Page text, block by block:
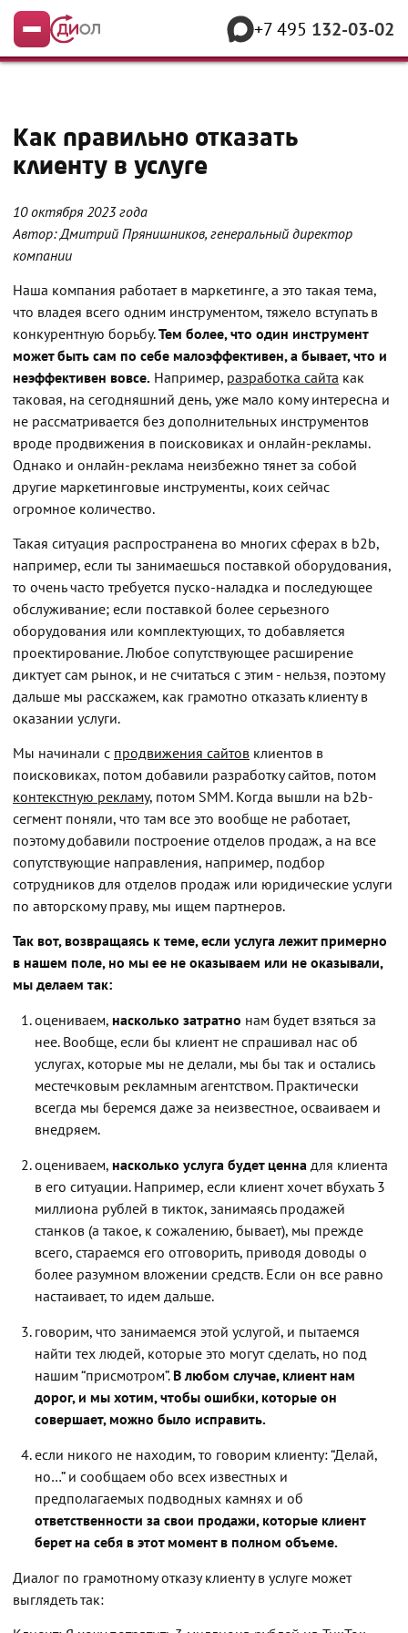
Меню +7 495 132-03-02
Как правильно отказать
клиенту в услуге
10 октября 2023 года
Автор: Дмитрий Прянишников, генеральный директор
компании
Наша компания работает в маркетинге, а это такая тема,
что владея всего одним инструментом, тяжело вступать в
конкурентную борьбу.Тем более, что один инструмент
может быть сам по себе малоэффективен, а бывает, что и
неэффективен вовсе. Например, разработка сайта как
таковая, на сегодняшний день, уже мало кому интересна и
не рассматривается без дополнительных инструментов
вроде продвижения в поисковиках и онлайн-рекламы.
Однако и онлайн-реклама неизбежно тянет за собой
другие маркетинговые инструменты, коих сейчас
огромное количество.
Такая ситуация распространена во многих сферах в b2b,
например, если ты занимаешься поставкой оборудования,
то очень часто требуется пуско-наладка и последующее
обслуживание; если поставкой более серьезного
оборудования или комплектующих, то добавляется
проектирование. Любое сопутствующее расширение
диктует сам рынок, и не считаться с этим - нельзя, поэтому
дальше мы расскажем, как грамотно отказать клиенту в
оказании услуги.
Мы начинали с продвижения сайтов клиентов в
поисковиках, потом добавили разработку сайтов, потом
контекстную рекламу, потом SMM. Когда вышли на b2b-
сегмент поняли, что там все это вообще не работает,
поэтому добавили построение отделов продаж, а на все
сопутствующие направления, например, подбор
сотрудников для отделов продаж или юридические услуги
по авторскому праву, мы ищем партнеров.
Так вот, возвращаясь к теме, если услуга лежит примерно
в нашем поле, но мы ее не оказываем или не оказывали,
мы делаем так:
оцениваем, насколько затратно нам будет взяться за
нее. Вообще, если бы клиент не спрашивал нас об
услугах, которые мы не делали, мы бы так и остались
местечковым рекламным агентством. Практически
всегда мы беремся даже за неизвестное, осваиваем и
внедряем.
оцениваем, насколько услуга будет ценна для клиента
в его ситуации. Например, если клиент хочет вбухать 3
миллиона рублей в тикток, занимаясь продажей
станков (а такое, к сожалению, бывает), мы прежде
всего, стараемся его отговорить, приводя доводы о
более разумном вложении средств. Если он все равно
настаивает, то идем дальше.
говорим, что занимаемся этой услугой, и пытаемся
найти тех людей, которые это могут сделать, но под
нашим “присмотром”. В любом случае, клиент нам
дорог, и мы хотим, чтобы ошибки, которые он
совершает, можно было исправить.
если никого не находим, то говорим клиенту: “Делай,
но…” и сообщаем обо всех известных и
предполагаемых подводных камнях и об
ответственности за свои продажи, которые клиент
берет на себя в этот момент в полном объеме.
Диалог по грамотному отказу клиенту в услуге может
выглядеть так: